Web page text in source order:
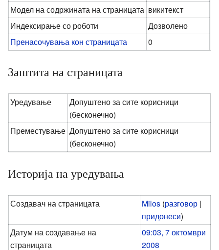
Модел на содржината на страницата викитекст
Индексирање со роботи
Дозволено
Пренасочувања кон страницата
0
Заштита на страницата
Уредување
Допуштено за сите корисници
(бесконечно)
Преместување Допуштено за сите корисници
(бесконечно)
Историја на уредувања
Создавач на страницата Milos (разговор |
придонеси)
Датум на создавање на
страницата
09:03, 7 октомври
2008